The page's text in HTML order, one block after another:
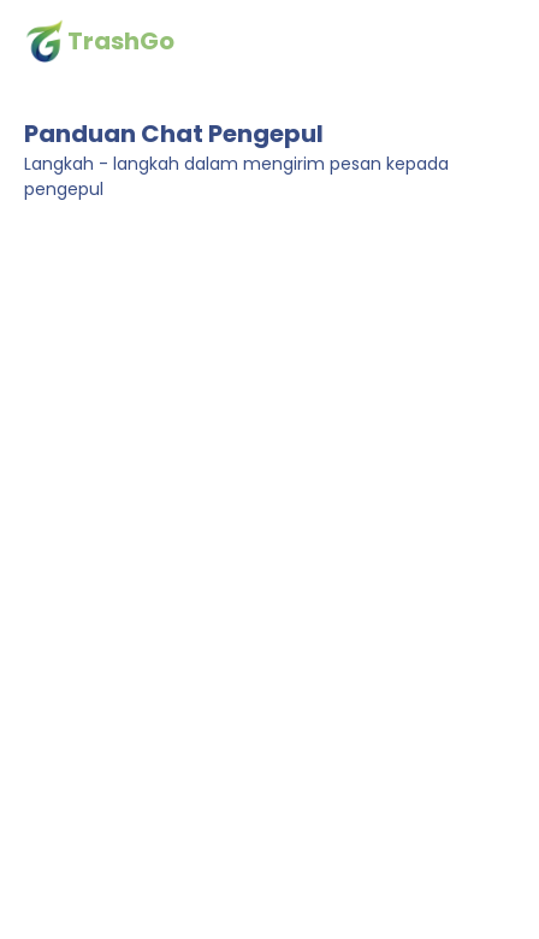
TrashGo
Panduan Chat Pengepul
Langkah - langkah dalam mengirim pesan kepada
pengepul